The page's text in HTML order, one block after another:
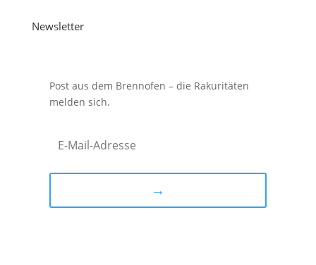
Newsletter
Post aus dem Brennofen – die Rakuritäten
melden sich.
→